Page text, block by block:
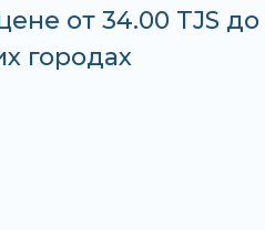
от 34.00 TJS до
городах